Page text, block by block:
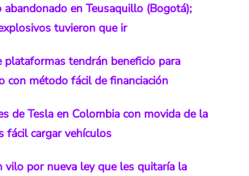
en Teusaquillo (Bogotá);
tuvieron que ir
plataformas tendrán beneficio para
con método fácil de financiación
de Tesla en Colombia con movida de la
fácil cargar vehículos
vilo por nueva ley que les quitaría la